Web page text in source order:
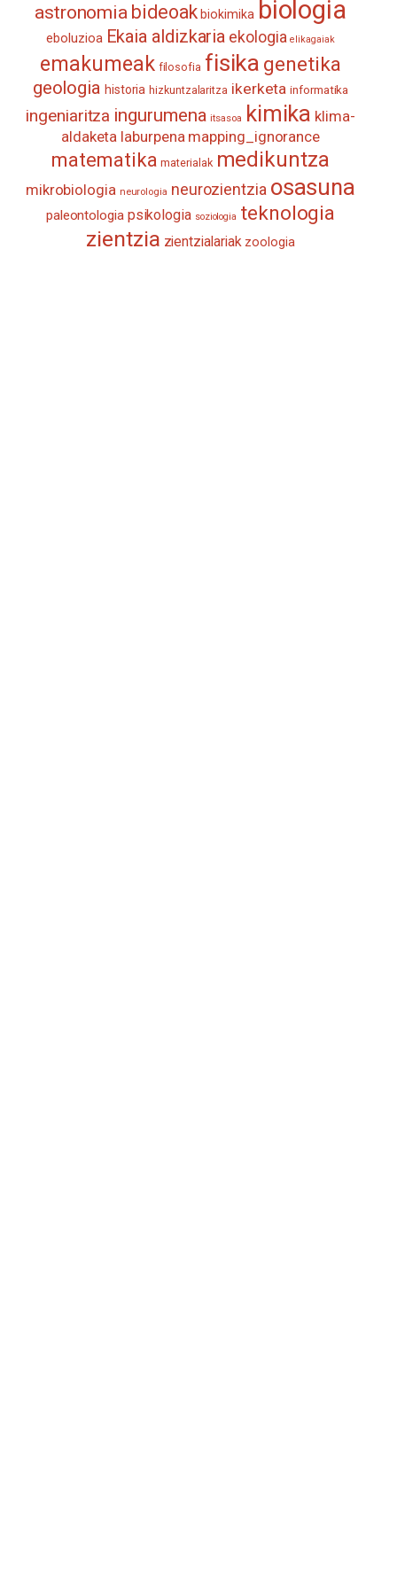
astronomia bideoak biokimika biologia
eboluzioa Ekaia aldizkaria ekologia elikagaiak
emakumeak filosofia fisika genetika
geologia historia hizkuntzalaritza ikerketa informatika
ingeniaritza ingurumena itsasoa kimika klima-
aldaketa laburpena mapping_ignorance
matematika materialak medikuntza
mikrobiologia neurologia neurozientzia osasuna
paleontologia psikologia soziologia teknologia
zientzia zientzialariak zoologia